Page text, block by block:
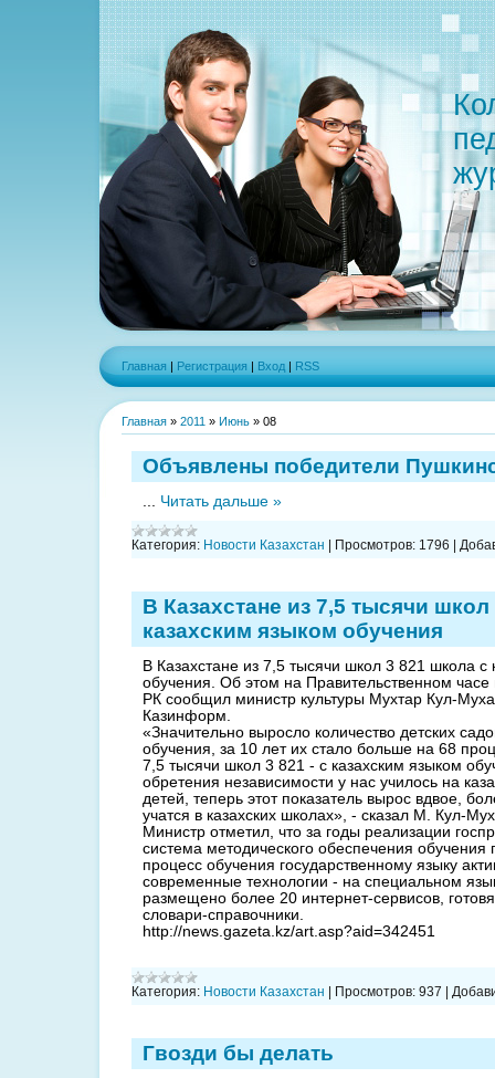
Главная | Регистрация | Вход | RSS
Главная » 2011 » Июнь » 08
Объявлены победители
Читать дальше »
Категория: Новости Казахстан | Просмотров: 1796 |
В Казахстане из 7,5 тысячи
казахским языком обучения
В Казахстане из 7,5 тысячи школ 3 821 школа с
обучения. Об этом на Правительственном
РК сообщил министр культуры Мухтар Кул-
Казинформ.
«Значительно выросло количество детских
обучения, за 10 лет их стало больше на 68
7,5 тысячи школ 3 821 - с казахским языком
обретения независимости у нас училось на
детей, теперь этот показатель вырос вдвое,
учатся в казахских школах», - сказал М. Кул-
Министр отметил, что за годы реализации
система методического обеспечения обучения
процесс обучения государственному языку
современные технологии - на специальном
размещено более 20 интернет-сервисов,
словари-справочники.
http://news.gazeta.kz/art.asp?aid=342451
Категория: Новости Казахстан | Просмотров: 937 |
Гвозди бы делать